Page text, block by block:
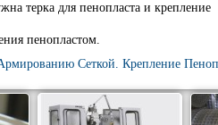
терка для пенопласта и крепление
пенопластом.
Сеткой. Крепление